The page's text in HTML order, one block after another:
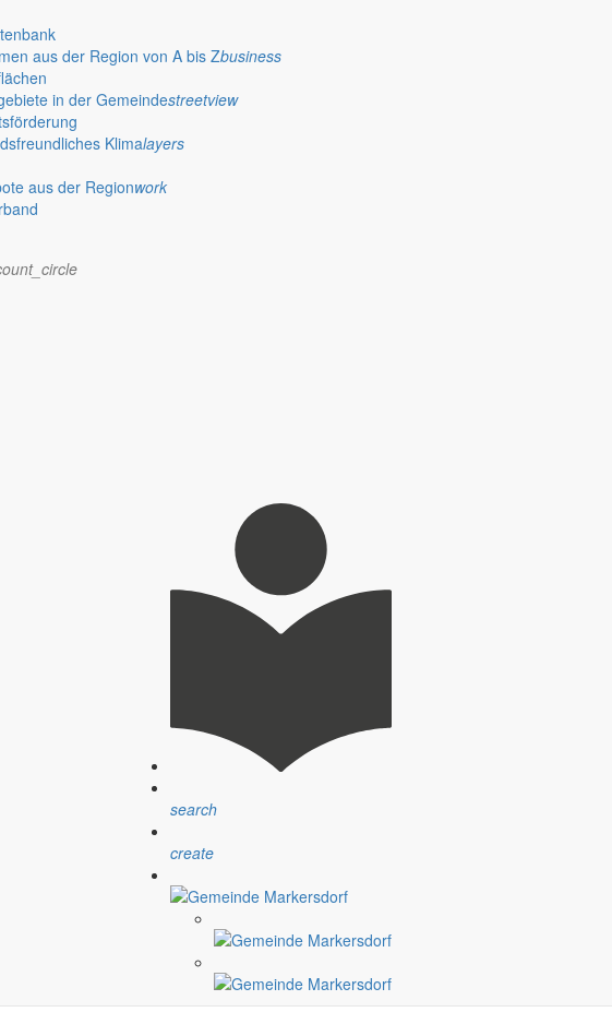
aus der Region von A bis Zbusiness
in der Gemeindestreetview
Klimalayers
aus der Regionwork
search
create
bereit. Ansprechpartner, Öffnungszeiten und Informationen zu
Satzungen
Verfahrensvorschriften und Gebühren